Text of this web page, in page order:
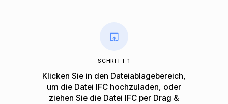
SCHRITT 1
Klicken Sie in den Dateiablagebereich,
um die Datei IFC hochzuladen, oder
ziehen Sie die Datei IFC per Drag &